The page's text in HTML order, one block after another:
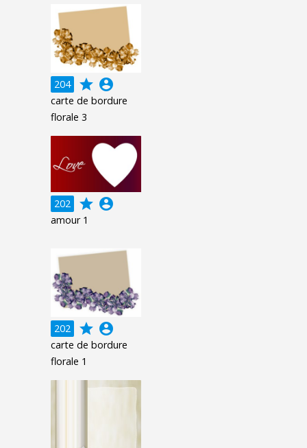
204 grade account_circle
carte de bordure
florale 3
202 grade account_circle
amour 1
202 grade account_circle
carte de bordure
florale 1